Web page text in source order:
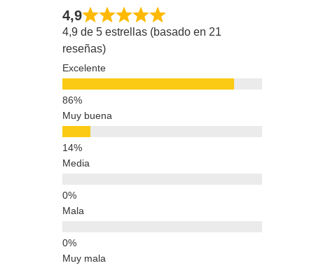
4,9
4,9 de 5 estrellas (basado en 21
reseñas)
Excelente
Muy buena
Media
Mala
Muy mala